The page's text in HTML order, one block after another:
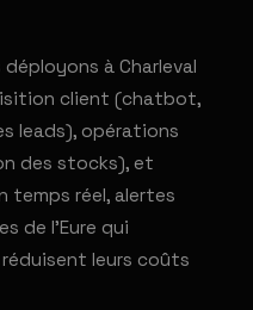
à Charleval
client (chatbot,
leads), opérations
des stocks), et
temps réel, alertes
de l'Eure qui
leurs coûts